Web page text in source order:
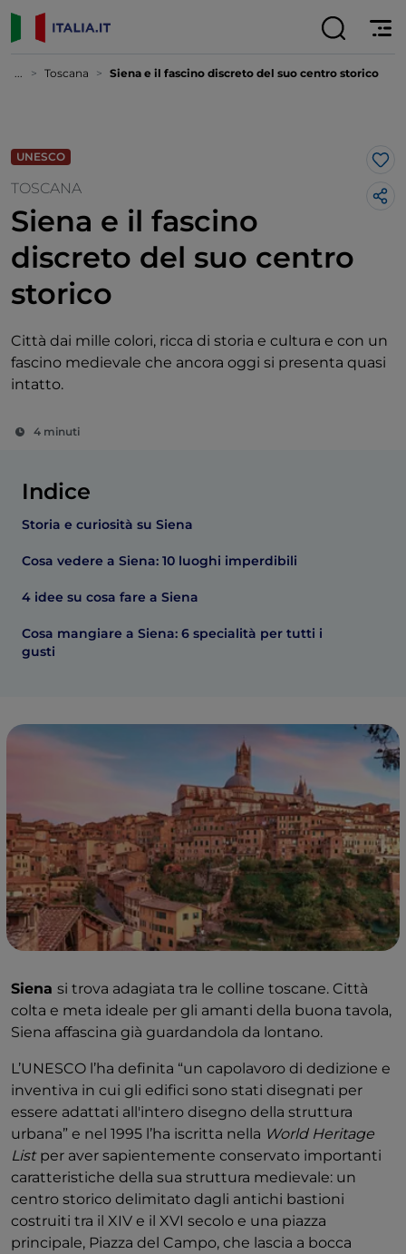
... Toscana Siena e il fascino discreto del suo centro storico
UNESCO
TOSCANA
Siena e il fascino
discreto del suo centro
storico
Città dai mille colori, ricca di storia e cultura e con un
fascino medievale che ancora oggi si presenta quasi
intatto.
4 minuti
Indice
Storia e curiosità su Siena
Cosa vedere a Siena: 10 luoghi imperdibili
4 idee su cosa fare a Siena
Cosa mangiare a Siena: 6 specialità per tutti i
gusti
Siena si trova adagiata tra le colline toscane. Città
colta e meta ideale per gli amanti della buona tavola,
Siena affascina già guardandola da lontano.
L’UNESCO l’ha definita “un capolavoro di dedizione e
inventiva in cui gli edifici sono stati disegnati per
essere adattati all'intero disegno della struttura
urbana” e nel 1995 l’ha iscritta nella World Heritage
List per aver sapientemente conservato importanti
caratteristiche della sua struttura medievale: un
centro storico delimitato dagli antichi bastioni
costruiti tra il XIV e il XVI secolo e una piazza
principale, Piazza del Campo, che lascia a bocca